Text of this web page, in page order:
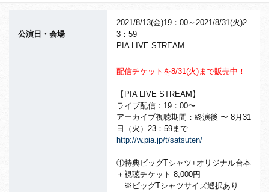
公演日・会場
2021/8/13(金)19：00～2021/8/31(火)2
3：59
PIA LIVE STREAM
配信チケットを8/31(火)まで販売中！
【PIA LIVE STREAM】
ライブ配信：19：00〜
アーカイブ視聴期間：終演後 〜 8月31
日（火）23：59まで
http://w.pia.jp/t/satsuten/
①特典ビッグTシャツ+オリジナル台本
＋視聴チケット 8,000円
※ビッグTシャツサイズ選択あり